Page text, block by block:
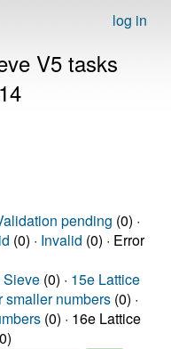
log in
V5 tasks
pending (0) ·
(0) · Invalid (0) · Error
Sieve (0) · 15e Lattice
smaller numbers (0) ·
(0) · 16e Lattice